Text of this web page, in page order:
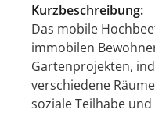
Kurzbeschreibung:
Das mobile
immobilen
Gartenprojekten,
verschiedene
soziale Teilhabe